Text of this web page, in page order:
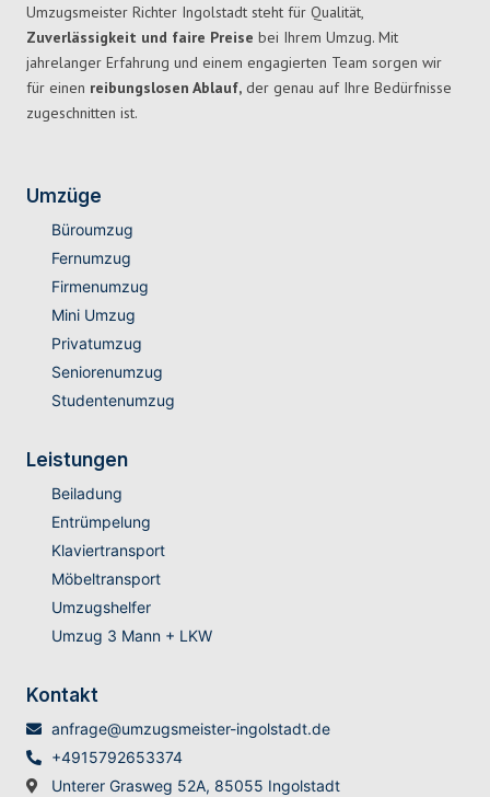
Umzugsmeister Richter Ingolstadt steht für Qualität,
Zuverlässigkeit und faire Preise bei Ihrem Umzug. Mit
jahrelanger Erfahrung und einem engagierten Team sorgen wir
für einen reibungslosen Ablauf, der genau auf Ihre Bedürfnisse
zugeschnitten ist.
Umzüge
Büroumzug
Fernumzug
Firmenumzug
Mini Umzug
Privatumzug
Seniorenumzug
Studentenumzug
Leistungen
Beiladung
Entrümpelung
Klaviertransport
Möbeltransport
Umzugshelfer
Umzug 3 Mann + LKW
Kontakt
anfrage@umzugsmeister-ingolstadt.de
+4915792653374
Unterer Grasweg 52A, 85055 Ingolstadt